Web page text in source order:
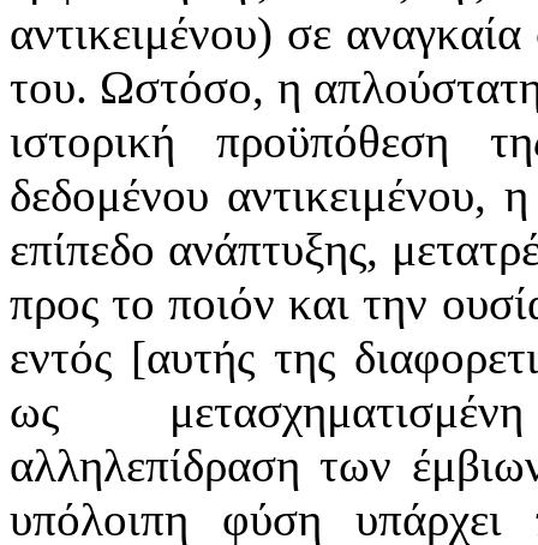
αντικειμένου) σε
του. Ωστόσο, η απλούστατη
ιστορική προϋπόθεση
δεδομένου αντικειμένου,
επίπεδο ανάπτυξης,
προς το ποιόν και την
εντός [αυτής της
ως
αλληλεπίδραση των
υπόλοιπη φύση υπάρχει